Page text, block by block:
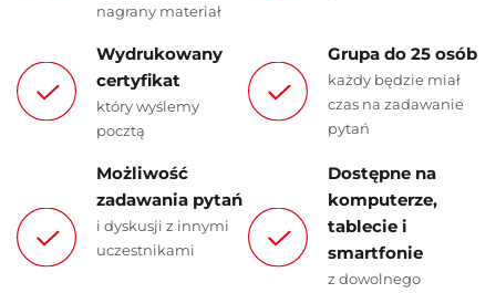
nagrany materiał
Wydrukowany
certyfikat
który wyślemy
pocztą
Grupa do 25 osób
każdy będzie miał
czas na zadawanie
pytań
Możliwość
zadawania pytań
i dyskusji z innymi
uczestnikami
Dostępne na
komputerze,
tablecie i
smartfonie
z dowolnego